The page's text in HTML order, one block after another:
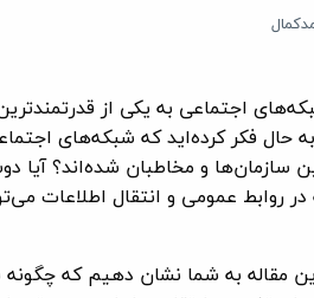
اجتماعی به یکی از قدرتمندترین
حال فکر کرده‌اید که شبکه‌های
سازمان‌ها و مخاطبان شده‌اند؟ آیا
عمومی و انتقال اطلاعات
مقاله به شما نشان دهیم که